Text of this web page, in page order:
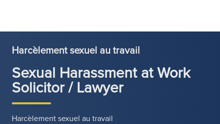
Harcèlement sexuel au travail
Sexual Harassment at Work
Solicitor / Lawyer
Harcèlement sexuel au travail